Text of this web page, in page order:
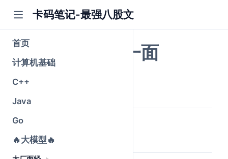
卡码笔记-最强八股文
首页
计算机基础
C++
Java
Go
🔥大模型🔥
美团日常实习一面
Redis